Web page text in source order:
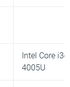
Intel Core i3-
4005U